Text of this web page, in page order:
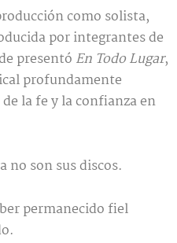
como solista,
por integrantes de
presentó En Todo Lugar,
profundamente
la fe y la confianza en
no son sus discos.
permanecido fiel